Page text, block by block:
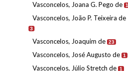
Vasconcelos, Joana G. Pego de 1
Vasconcelos, João P. Teixeira de
3
Vasconcelos, Joaquim de 23
Vasconcelos, José Augusto de 1
Vasconcelos, Júlio Stretch de 1